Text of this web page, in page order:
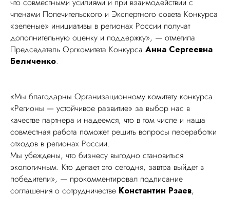
что совместными усилиями и при взаимодействии с
членами Попечительского и Экспертного совета Конкурса
«зеленые» инициативы в регионах России получат
дополнительную оценку и поддержку», — отметила
Председатель Оргкомитета Конкурса Анна Сергеевна
Беличенко.
«Мы благодарны Организационному комитету конкурса
«Регионы — устойчивое развитие» за выбор нас в
качестве партнера и надеемся, что в том числе и наша
совместная работа поможет решить вопросы переработки
отходов в регионах России.
Мы убеждены, что бизнесу выгодно становиться
экологичным. Кто делает это сегодня, завтра выйдет в
победители», — прокомментировал подписание
соглашения о сотрудничестве Константин Рзаев,